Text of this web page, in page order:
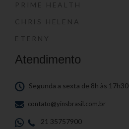
PRIME HEALTH
CHRIS HELENA
ETERNY
Atendimento
Segunda a sexta de 8h às 17h30
contato@yinsbrasil.com.br
21 35757900